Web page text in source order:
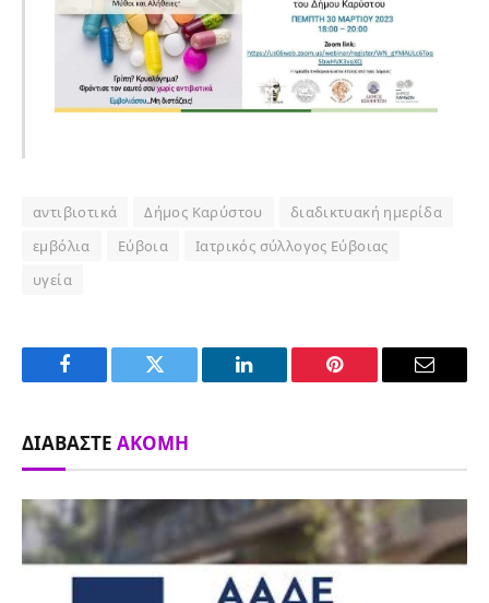
αντιβιοτικά Δήμος Καρύστου
διαδικτυακή ημερίδα
εμβόλια
Εύβοια
Ιατρικός σύλλογος Εύβοιας
υγεία
Facebook Twitter LinkedIn Pinterest Email
ΔΙΑΒΆΣΤΕ ΑΚΌΜΗ